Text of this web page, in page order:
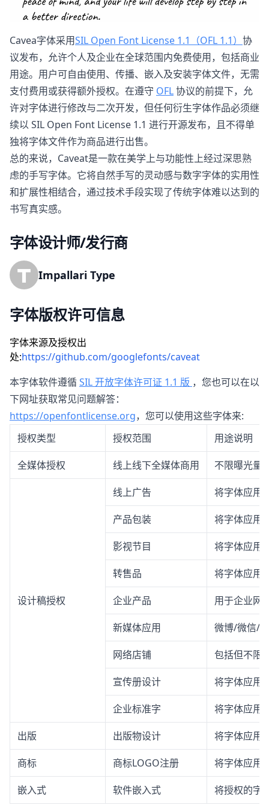
Cavea字体采用SIL Open Font License 1.1（OFL 1.1） 协
议发布，允许个人及企业在全球范围内免费使用，包括商业
用途。用户可自由使用、传播、嵌入及安装字体文件，无需
支付费用或获得额外授权。在遵守 OFL协议的前提下，允
许对字体进行修改与二次开发，但任何衍生字体作品必须继
续以 SIL Open Font License 1.1 进行开源发布，且不得单
独将字体文件作为商品进行出售。
总的来说，Caveat是一款在美学上与功能性上经过深思熟
虑的手写字体。它将自然手写的灵动感与数字字体的实用性
和扩展性相结合，通过技术手段实现了传统字体难以达到的
书写真实感。
字体设计师/发行商
Impallari Type
字体版权许可信息
字体来源及授权出
处:https://github.com/googlefonts/caveat
本字体软件遵循SIL 开放字体许可证 1.1 版 ，您也可以在以
下网址获取常见问题解答：
https://openfontlicense.org，您可以使用这些字体来:
授权类型
授权范围 用途说明
全媒体授权 线上线下全媒体商用 不限曝光量
设计稿授权
线上广告 将字体应用
产品包装 将字体应用
影视节目 将字体应用
转售品 将字体应用
企业产品 用于企业网
新媒体应用 微博/微信/
网络店铺 包括但不限
宣传册设计 将字体应用
企业标准字 将字体应用
出版 出版物设计 将字体应用
商标 商标LOGO注册 将字体应用
嵌入式 软件嵌入式
将授权的字